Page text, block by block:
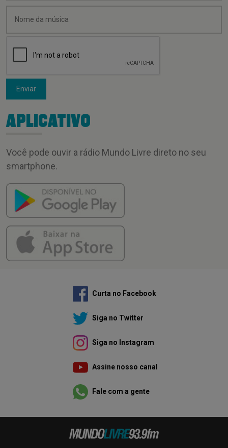
Enviar
APLICATIVO
Você pode ouvir a rádio Mundo Livre direto no seu
smartphone.
Curta no Facebook
Siga no Twitter
Siga no Instagram
Assine nosso canal
Fale com a gente